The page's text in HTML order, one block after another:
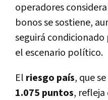
operadores
bonos se sostiene,
seguirá
el escenario político.
El riesgo país, que
1.075 puntos, refleja